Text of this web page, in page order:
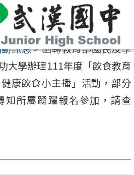
訊息>函轉教育部國民及學
大學辦理111年度「飲食教育
康飲食小主播」活動，部分
知所屬踴躍報名參加，請查